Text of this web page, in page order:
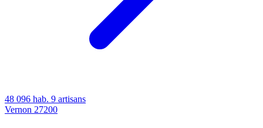
48 096 hab. 9 artisans
Vernon 27200